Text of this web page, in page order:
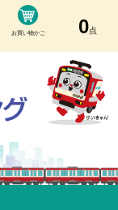
お買い物かご 0点